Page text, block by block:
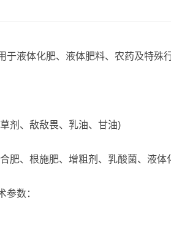
液体化肥、液体肥料、农药及特殊
剂、敌敌畏、乳油、甘油)
、根施肥、增粗剂、乳酸菌、液体
数：